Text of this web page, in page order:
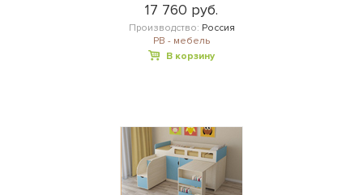
17 760 руб.
Производство: Россия
РВ - мебель
В корзину